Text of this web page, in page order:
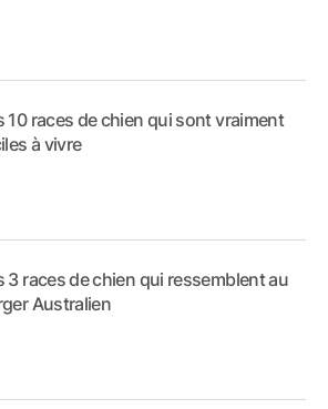
10 races de chien qui sont vraiment
à vivre
3 races de chien qui ressemblent au
Australien